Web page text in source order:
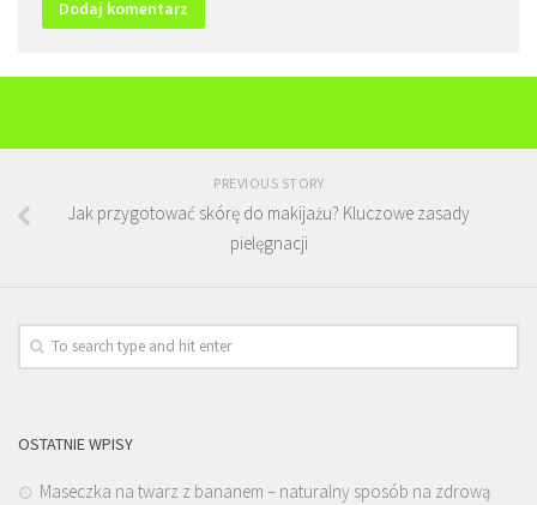
PREVIOUS STORY
Jak przygotować skórę do makijażu? Kluczowe zasady
pielęgnacji
OSTATNIE WPISY
Maseczka na twarz z bananem – naturalny sposób na zdrową